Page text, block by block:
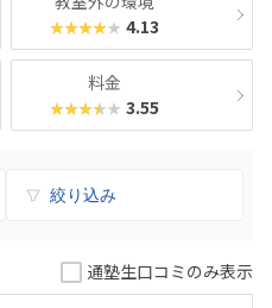
★★★★★ 4.13
料金
★★★★★ 3.55
絞り込み
通塾生口コミのみ表示